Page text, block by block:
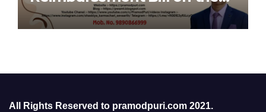
Bill Portal
All Rights Reserved to pramodpuri.com 2021.